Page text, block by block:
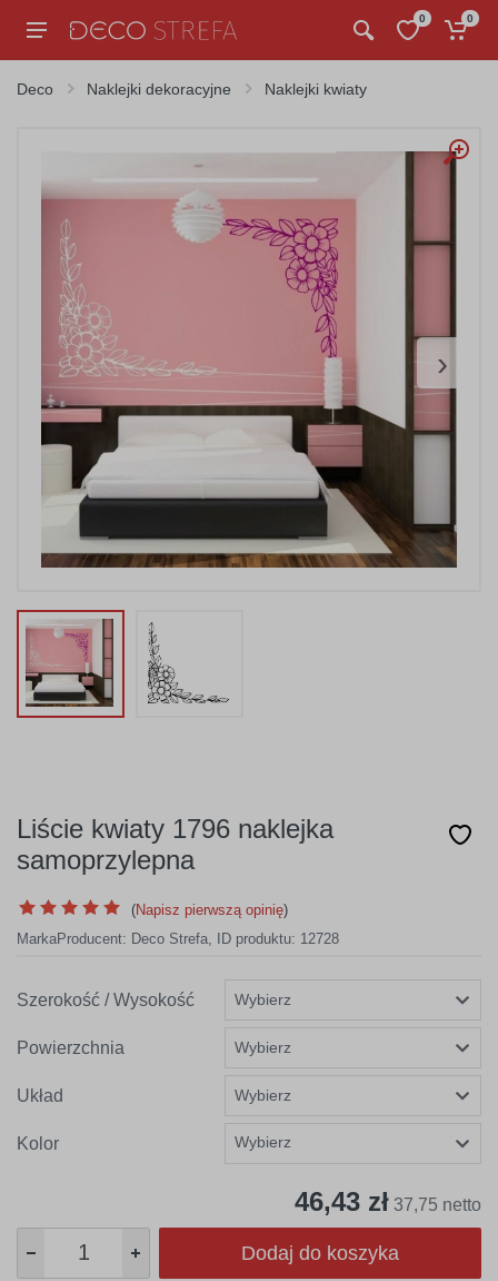
0 0
Deco Naklejki dekoracyjne Naklejki kwiaty
›
Liście kwiaty 1796 naklejka
samoprzylepna
(Napisz pierwszą opinię)
MarkaProducent: Deco Strefa, ID produktu: 12728
Szerokość / Wysokość
Powierzchnia
Układ
Kolor Wybierz
46,43 zł 37,75 netto
Dodaj do koszyka